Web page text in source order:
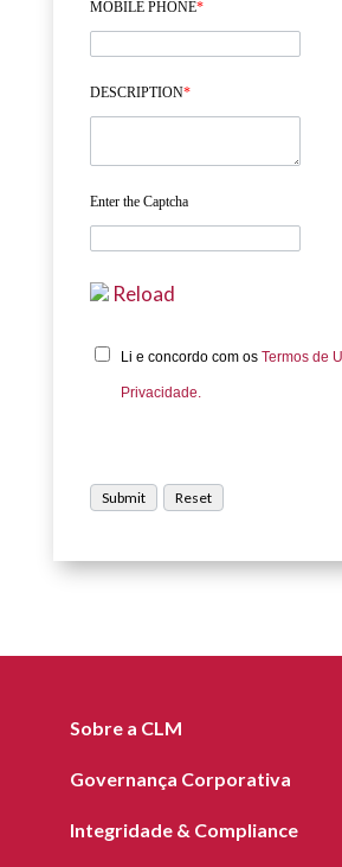
MOBILE PHONE*
DESCRIPTION*
Enter the Captcha
Reload
Li e concordo com os Termos de
Privacidade.
Sobre a CLM
Governança Corporativa
Integridade & Compliance